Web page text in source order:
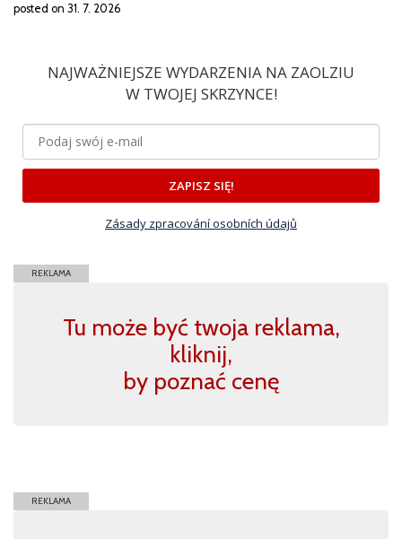
posted on 31. 7. 2026
NAJWAŻNIEJSZE WYDARZENIA NA ZAOLZIU
W TWOJEJ SKRZYNCE!
ZAPISZ SIĘ!
Zásady zpracování osobních údajů
REKLAMA
Tu może być twoja reklama,
kliknij,
by poznać cenę
REKLAMA